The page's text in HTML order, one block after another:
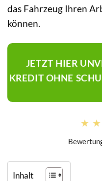
das Fahrzeug Ihren
können.
JETZT HIER
KREDIT OHNE
Inhalt